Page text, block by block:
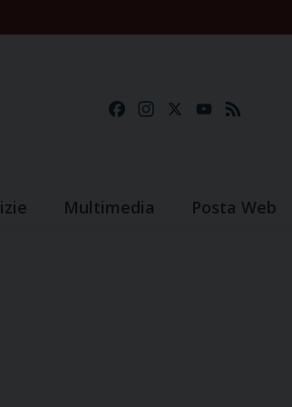
FacebookInstagramYouTube
Multimedia Posta Web